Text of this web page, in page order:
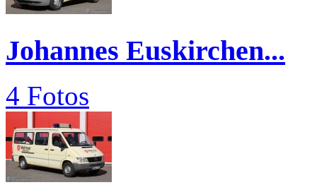
Johannes Euskirchen...
4 Fotos